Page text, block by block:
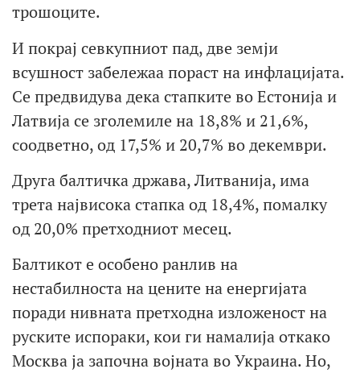
трошоците.
И покрај севкупниот пад, две земји
всушност забележаа пораст на инфлацијата.
Се предвидува дека стапките во Естонија и
Латвија се зголемиле на 18,8% и 21,6%,
соодветно, од 17,5% и 20,7% во декември.
Друга балтичка држава, Литванија, има
трета највисока стапка од 18,4%, помалку
од 20,0% претходниот месец.
Балтикот е особено ранлив на
нестабилноста на цените на енергијата
поради нивната претходна изложеност на
руските испораки, кои ги намалија откако
Москва ја започна војната во Украина. Но,